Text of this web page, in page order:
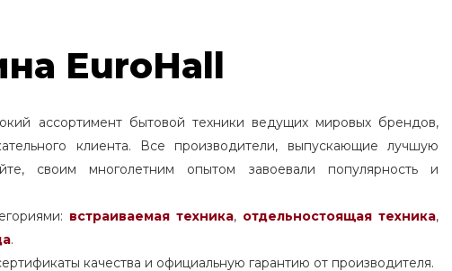
EuroHall
ассортимент бытовой техники ведущих мировых брендов,
клиента. Все производители, выпускающие лучшую
своим многолетним опытом завоевали популярность и
встраиваемая техника, отдельностоящаятехника,
.
качества и официальную гарантию от производителя.